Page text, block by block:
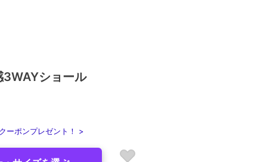
ショール
クーポンプレゼント！ >